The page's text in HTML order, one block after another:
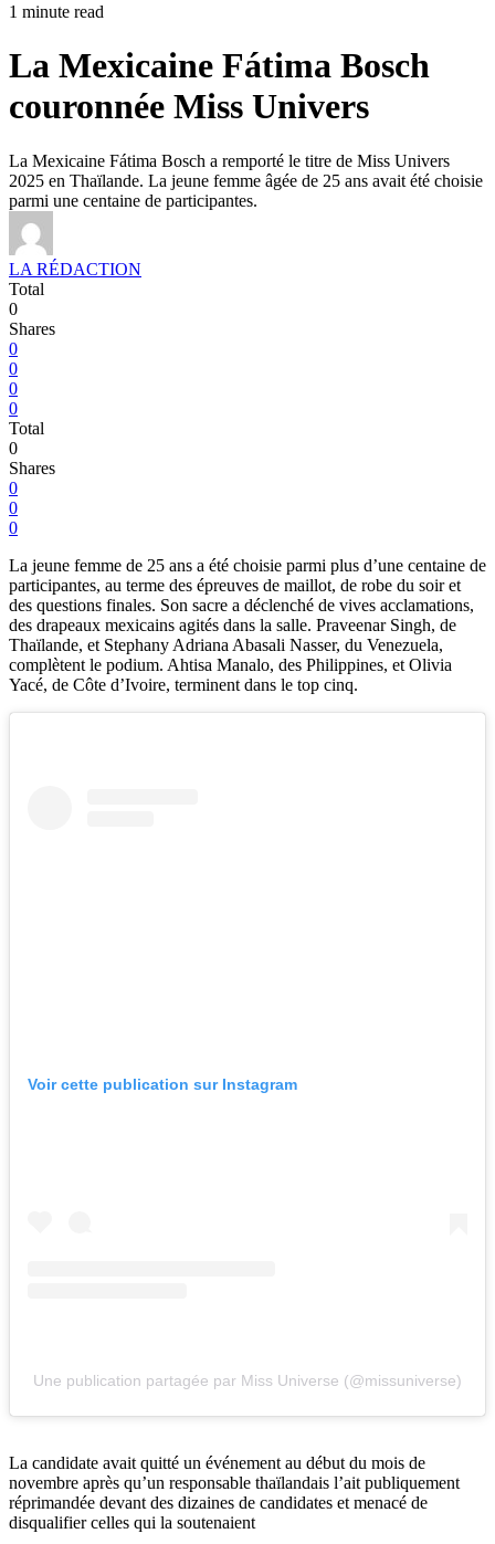
1 minute read
La Mexicaine Fátima Bosch
couronnée Miss Univers
La Mexicaine Fátima Bosch a remporté le titre de Miss Univers
2025 en Thaïlande. La jeune femme âgée de 25 ans avait été choisie
parmi une centaine de participantes.
LA RÉDACTION
Total
0
Shares
0
0
0
0
Total
0
Shares
0
0
0
La jeune femme de 25 ans a été choisie parmi plus d’une centaine de
participantes, au terme des épreuves de maillot, de robe du soir et
des questions finales. Son sacre a déclenché de vives acclamations,
des drapeaux mexicains agités dans la salle. Praveenar Singh, de
Thaïlande, et Stephany Adriana Abasali Nasser, du Venezuela,
complètent le podium. Ahtisa Manalo, des Philippines, et Olivia
Yacé, de Côte d’Ivoire, terminent dans le top cinq.
Voir cette publication sur Instagram
Une publication partagée par Miss Universe (@missuniverse)
La candidate avait quitté un événement au début du mois de
novembre après qu’un responsable thaïlandais l’ait publiquement
réprimandée devant des dizaines de candidates et menacé de
disqualifier celles qui la soutenaient